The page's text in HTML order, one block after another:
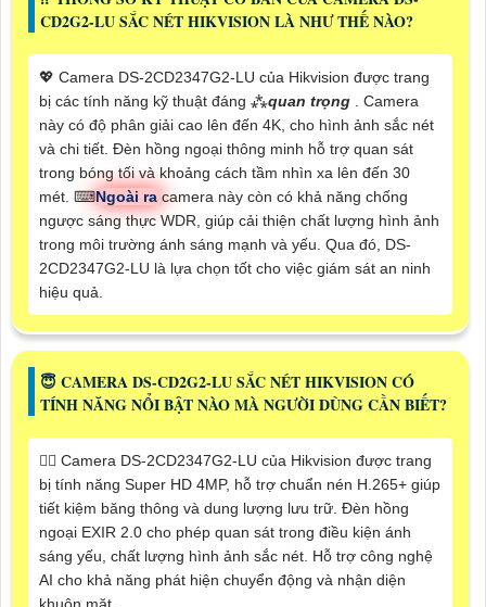
CD2G2-LU SẮC NÉT HIKVISION LÀ NHƯ THẾ NÀO?
💖 Camera DS-2CD2347G2-LU của Hikvision được trang
bị các tính năng kỹ thuật đáng ⁂quan trọng . Camera
này có độ phân giải cao lên đến 4K, cho hình ảnh sắc nét
và chi tiết. Đèn hồng ngoại thông minh hỗ trợ quan sát
trong bóng tối và khoảng cách tầm nhìn xa lên đến 30
mét. ⌨Ngoài ra camera này còn có khả năng chống
ngược sáng thực WDR, giúp cải thiện chất lượng hình ảnh
trong môi trường ánh sáng mạnh và yếu. Qua đó, DS-
2CD2347G2-LU là lựa chọn tốt cho việc giám sát an ninh
hiệu quả.
😇 CAMERA DS-CD2G2-LU SẮC NÉT HIKVISION CÓ
TÍNH NĂNG NỔI BẬT NÀO MÀ NGƯỜI DÙNG CẦN BIẾT?
🙆‍♀️ Camera DS-2CD2347G2-LU của Hikvision được trang
bị tính năng Super HD 4MP, hỗ trợ chuẩn nén H.265+ giúp
tiết kiệm băng thông và dung lượng lưu trữ. Đèn hồng
ngoại EXIR 2.0 cho phép quan sát trong điều kiện ánh
sáng yếu, chất lượng hình ảnh sắc nét. Hỗ trợ công nghệ
AI cho khả năng phát hiện chuyển động và nhận diện